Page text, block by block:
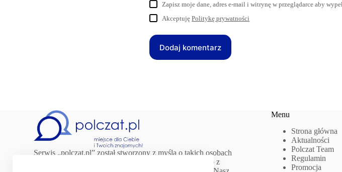
Zapisz moje dane, adres e-mail i witrynę w przeglądarce aby
AkceptujęPolitykę prywatności
Dodaj komentarz
Serwis „polczat.pl” został stworzony z myślą o takich osobach
jak Ty! Chcesz poznać ciekawych ludzi? Być na bieżąco z
Menu
Strona główna
Aktualności
Polczat Team
Regulamin
Promocja